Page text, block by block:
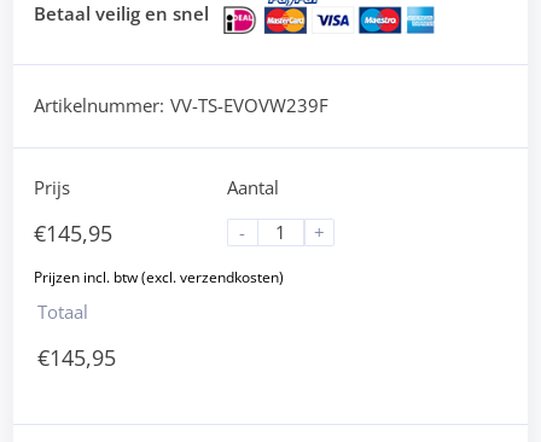
Betaal veilig en snel
Artikelnummer: VV-TS-EVOVW239F
Prijs
€145,95
Aantal
-
+
Totaal
€145,95